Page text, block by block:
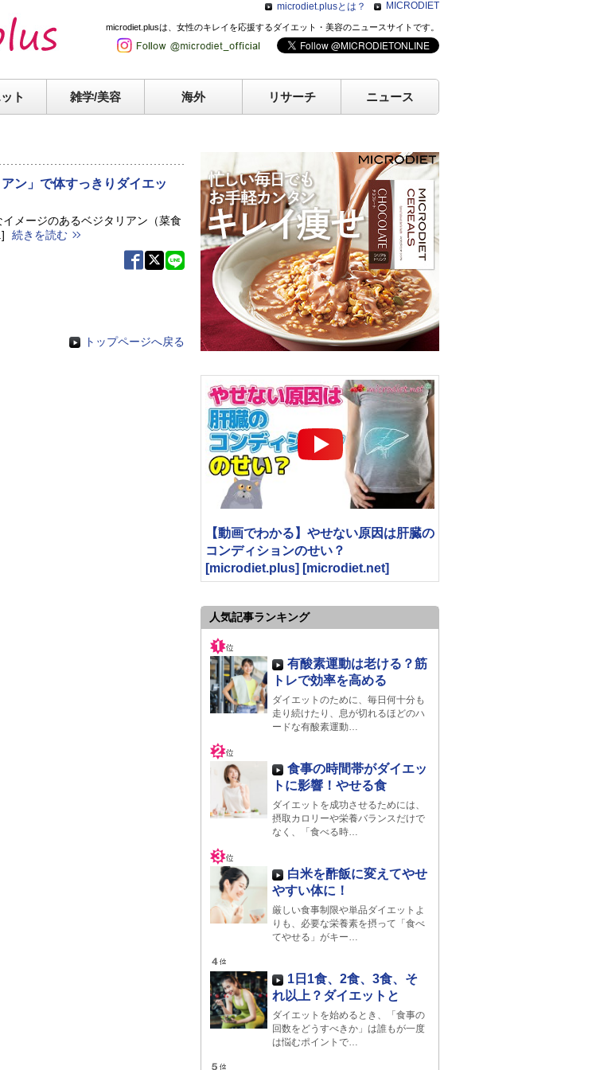
microdiet.plusとは？ MICRODIET
microdiet.plusは、女性のキレイを応援するダイエット・美容のニュースサイトです。
ト 雑学/美容 海外 リサーチ ニュース
ン」で体すっきりダイエッ
メージのあるベジタリアン（菜食
続きを読む
トップページへ戻る
【動画でわかる】やせない原因は肝臓の
コンディションのせい？
[microdiet.plus] [microdiet.net]
人気記事ランキング
有酸素運動は老ける？筋
トレで効率を高める
ダイエットのために、毎日何十分も
走り続けたり、息が切れるほどのハ
ードな有酸素運動…
食事の時間帯がダイエッ
トに影響！やせる食
ダイエットを成功させるためには、
摂取カロリーや栄養バランスだけで
なく、「食べる時…
白米を酢飯に変えてやせ
やすい体に！
厳しい食事制限や単品ダイエットよ
りも、必要な栄養素を摂って「食べ
てやせる」がキー…
1日1食、2食、3食、そ
れ以上？ダイエットと
ダイエットを始めるとき、「食事の
回数をどうすべきか」は誰もが一度
は悩むポイントで…